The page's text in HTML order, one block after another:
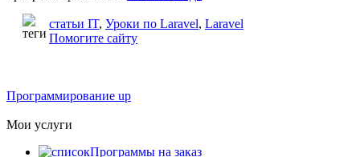
статьи IT, Уроки по Laravel, Laravel
Помогите сайту
Программирование up
Мои услуги
Программы на заказ